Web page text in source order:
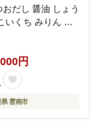
おだし 醤油 しょう
いくち みりん ギ
ょうゆ
円
県 雲南市